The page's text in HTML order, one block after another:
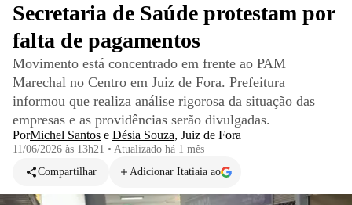
Secretaria de Saúde protestam por
falta de pagamentos
Movimento está concentrado em frente ao PAM
Marechal no Centro em Juiz de Fora. Prefeitura
informou que realiza análise rigorosa da situação das
empresas e as providências serão divulgadas.
PorMichel Santos e Désia Souza, Juiz de Fora
11/06/2026 às 13h21 • Atualizado há 1 mês
Compartilhar
Adicionar Itatiaia ao